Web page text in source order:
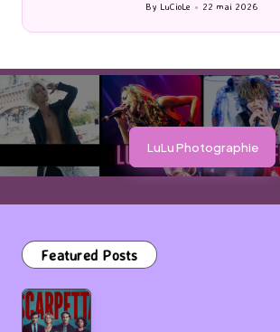
Posted
by
By LuCioLe 22 mai 2026
LuLu Photographie
Featured Posts